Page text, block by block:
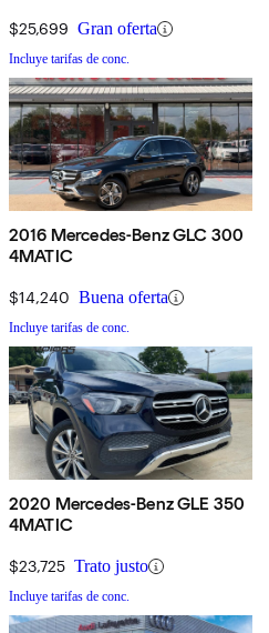
$25,699 Gran oferta
Incluye tarifas de conc.
2016 Mercedes-Benz GLC 300
4MATIC
$14,240 Buena oferta
Incluye tarifas de conc.
2020 Mercedes-Benz GLE 350
4MATIC
$23,725 Trato justo
Incluye tarifas de conc.